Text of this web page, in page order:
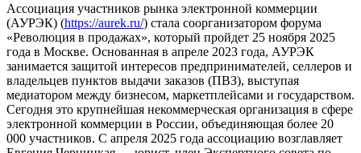
Ассоциация участников рынка электронной коммерции
(АУРЭК) (https://aurek.ru/) стала соорганизатором форума
«Революция в продажах», который пройдет 25 ноября 2025
года в Москве. Основанная в апреле 2023 года, АУРЭК
занимается защитой интересов предпринимателей, селлеров и
владельцев пунктов выдачи заказов (ПВЗ), выступая
медиатором между бизнесом, маркетплейсами и государством.
Сегодня это крупнейшая некоммерческая организация в сфере
электронной коммерции в России, объединяющая более 20
000 участников. С апреля 2025 года ассоциацию возглавляет